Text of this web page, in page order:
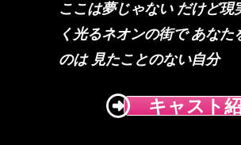
ここは夢じゃない だけど現
く光るネオンの街で あなた
のは 見たことのない自分
キャスト